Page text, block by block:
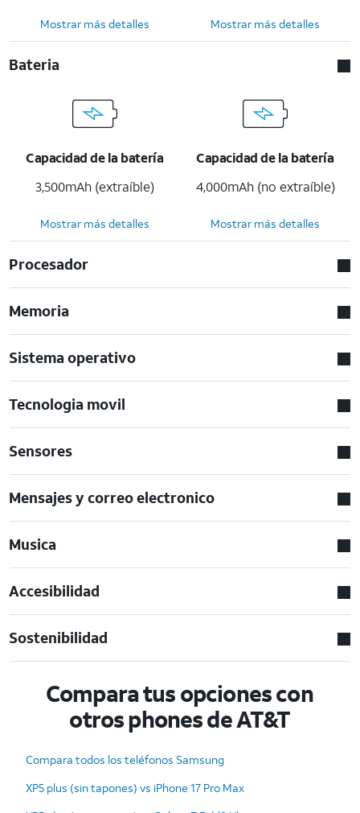
Mostrar más detalles Mostrar más detalles
Bateria
Capacidad de la batería
3,500mAh (extraíble)
Capacidad de la batería
4,000mAh (no extraíble)
Mostrar más detalles Mostrar más detalles
Procesador
Memoria
Sistema operativo
Tecnologia movil
Sensores
Mensajes y correo electronico
Musica
Accesibilidad
Sostenibilidad
Compara tus opciones con
otros phones de AT&T
Compara todos los teléfonos Samsung
XP5 plus (sin tapones) vs iPhone 17 Pro Max